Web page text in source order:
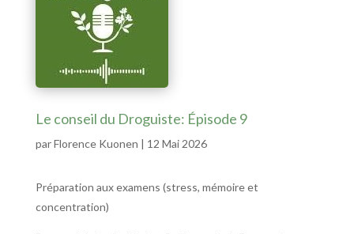
Le conseil du Droguiste: Épisode 9
parFlorence Kuonen | 12 Mai 2026
Préparation aux examens (stress, mémoire et
concentration)